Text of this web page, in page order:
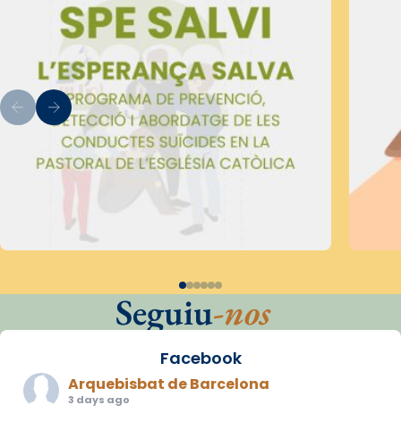
Seguiu-nos
Facebook
Arquebisbat de Barcelona
3 days ago